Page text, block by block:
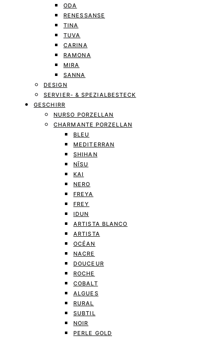
ODA
RENESSANSE
TINA
TUVA
CARINA
RAMONA
MIRA
SANNA
DESIGN
SERVIER- & SPEZIALBESTECK
GESCHIRR
NURSO PORZELLAN
CHARMANTE PORZELLAN
BLEU
MEDITERRAN
SHIHAN
NĪSU
KAI
NERO
FREYA
FREY
IDUN
ARTISTA BLANCO
ARTISTA
OCÉAN
NACRE
DOUCEUR
ROCHE
COBALT
ALGUES
RURAL
SUBTIL
NOIR
PERLE GOLD